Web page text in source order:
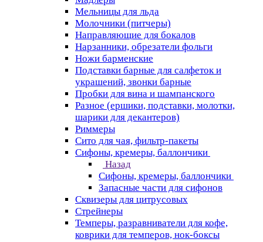
Мельницы для льда
Молочники (питчеры)
Направляющие для бокалов
Нарзанники, обрезатели фольги
Ножи барменские
Подставки барные для салфеток и
украшений, звонки барные
Пробки для вина и шампанского
Разное (ершики, подставки, молотки,
шарики для декантеров)
Риммеры
Сито для чая, фильтр-пакеты
Сифоны, кремеры, баллончики
Назад
Сифоны, кремеры, баллончики
Запасные части для сифонов
Сквизеры для цитрусовых
Стрейнеры
Темперы, разравниватели для кофе,
коврики для темперов, нок-боксы